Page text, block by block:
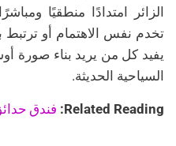
الزائر امتدادًا منطقيًا
تخدم نفس الاهتمام أو
يفيد كل من يريد بناء صورة
السياحية الحديثة.
Related Reading: فندق